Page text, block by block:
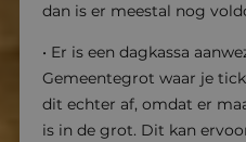
dan is er meestal nog
• Er is een dagkassa
Gemeentegrot waar je
dit echter af, omdat er
is in de grot. Dit kan